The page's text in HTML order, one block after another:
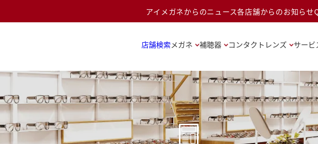
アイメガネからのニュース各店舗からのお知らせ
店舗検索メガネ 補聴器 コンタクトレンズ サービ